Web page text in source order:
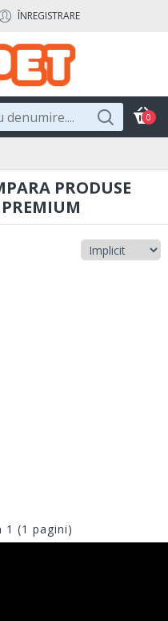
ÎNREGISTRARE
0
PRODUSE
1 (1 pagini)